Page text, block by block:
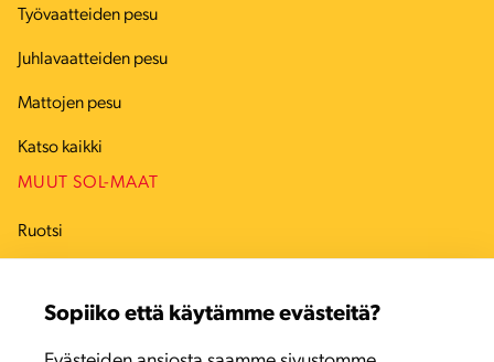
Sopiiko että käytämme evästeitä?
Työvaatteiden pesu
Juhlavaatteiden pesu
Mattojen pesu
Katso kaikki
MUUT SOL-MAAT
Ruotsi
Viro